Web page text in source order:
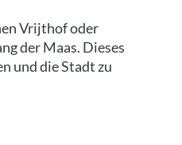
Vrijthof oder
der Maas. Dieses
und die Stadt zu